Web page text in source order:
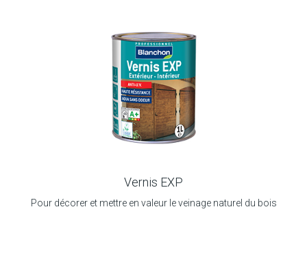
Vernis EXP
Pour décorer et mettre en valeur le veinage naturel du bois